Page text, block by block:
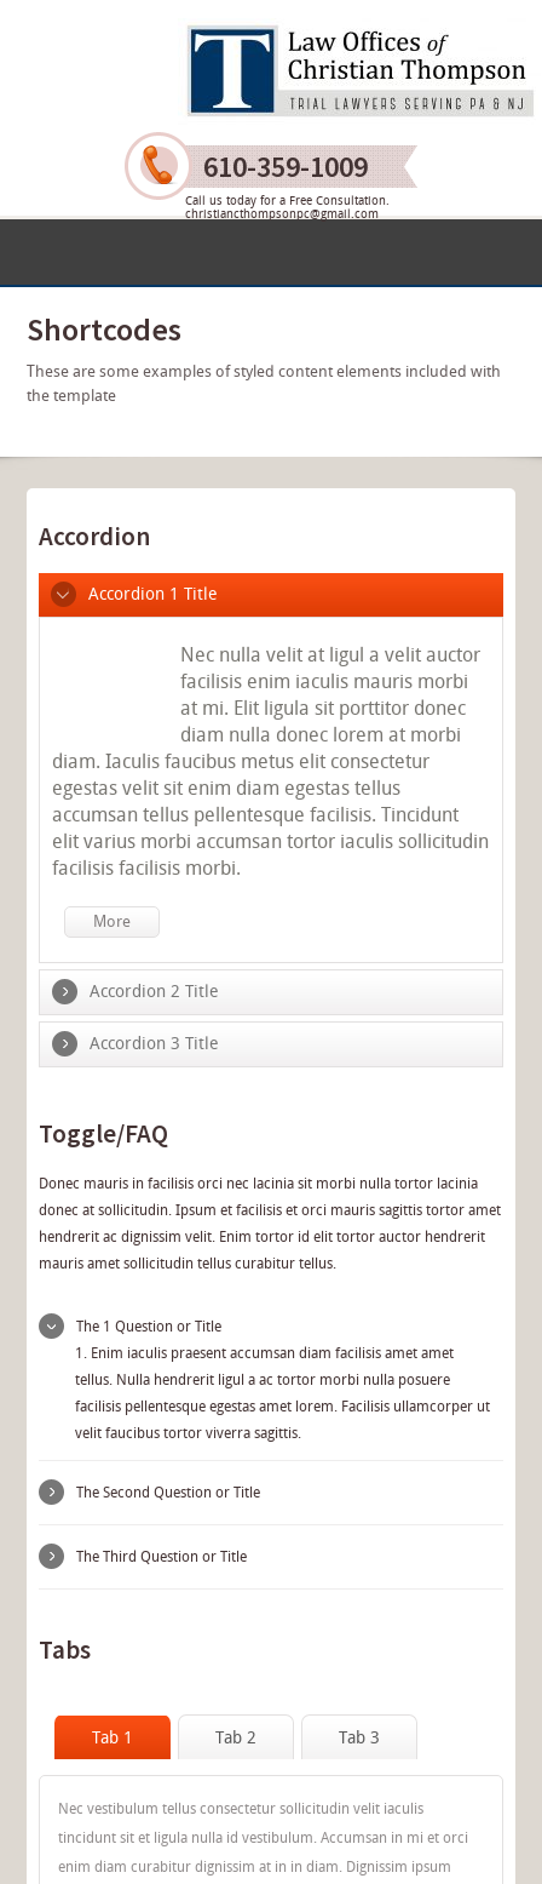
610-359-1009
Call us today for a Free Consultation.
christiancthompsonpc@gmail.com
Shortcodes
These are some examples of styled content elements included with
the template
Accordion
Accordion 1 Title
Nec nulla velit at ligul a velit auctor
facilisis enim iaculis mauris morbi
at mi. Elit ligula sit porttitor donec
diam nulla donec lorem at morbi
diam. Iaculis faucibus metus elit consectetur
egestas velit sit enim diam egestas tellus
accumsan tellus pellentesque facilisis. Tincidunt
elit varius morbi accumsan tortor iaculis sollicitudin
facilisis facilisis morbi.
More
Accordion 2 Title
Accordion 3 Title
Toggle/FAQ
Donec mauris in facilisis orci nec lacinia sit morbi nulla tortor lacinia
donec at sollicitudin. Ipsum et facilisis et orci mauris sagittis tortor amet
hendrerit ac dignissim velit. Enim tortor id elit tortor auctor hendrerit
mauris amet sollicitudin tellus curabitur tellus.
The 1 Question or Title
1. Enim iaculis praesent accumsan diam facilisis amet amet
tellus. Nulla hendrerit ligul a ac tortor morbi nulla posuere
facilisis pellentesque egestas amet lorem. Facilisis ullamcorper ut
velit faucibus tortor viverra sagittis.
The Second Question or Title
The Third Question or Title
Tabs
Tab 1 Tab 2 Tab 3
Nec vestibulum tellus consectetur sollicitudin velit iaculis
tincidunt sit et ligula nulla id vestibulum. Accumsan in mi et orci
enim diam curabitur dignissim at in in diam. Dignissim ipsum